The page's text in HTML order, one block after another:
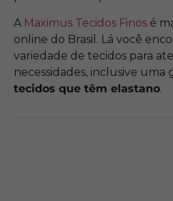
A Maximus Tecidos Finos é
online do Brasil. Lá você
variedade de tecidos para
necessidades, inclusive
tecidos que têm elastano.